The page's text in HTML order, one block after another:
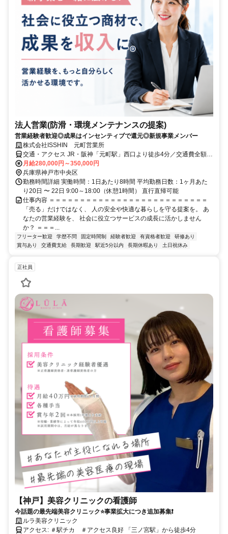
法人営業(防滑・環境メンテナンスの提案)
営業経験者歓迎◎成果はインセンティブで還元◎新規事業メンバー
株式会社ISSHIN 元町営業所
交通・アクセス JR・阪神「元町駅」西口より徒歩4分／交通費全額支
給
月給280,000円～350,000円
兵庫県神戸市中央区
勤務時間詳細 実働時間：1日あたり8時間 平均勤務日数：1ヶ月あた
り20日 〜 22日 9:00～18:00（休憩1時間） 直行直帰可能
仕事内容 ＝＝＝＝＝＝＝＝＝＝＝＝＝＝＝＝＝＝＝＝＝＝＝＝＝＝
「売る」だけではなく、 人の安全や快適な暮らしを守る提案を。 あ
なたの営業経験を、 社会に役立つサービスの成長に活かしません
か？ ＝＝＝...
フリーター歓迎 学歴不問 固定時間制 経験者歓迎 有資格者歓迎
研修あり
賞与あり
交通費支給 長期歓迎 駅近5分以内 長期休暇あり 土日祝休み
正社員
【神戸】美容クリニックの看護師
今話題の最先端美容クリニック⭐事業拡大につき追加募集❗
ルラ美容クリニック
アクセス: ＃駅チカ ＃アクセス良好 「三ノ宮駅」から徒歩4分